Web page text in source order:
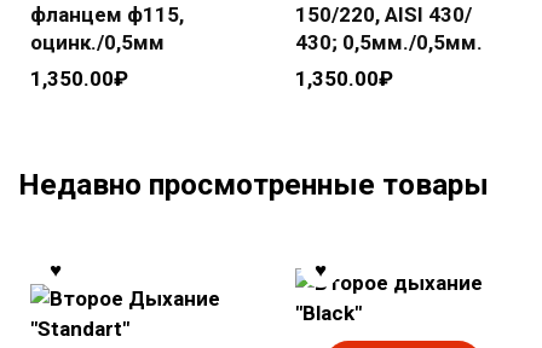
фланцем ф115,
оцинк./0,5мм
1,350.00₽
150/220, AISI 430/
430; 0,5мм./0,5мм.
1,350.00₽
Недавно просмотренные товары